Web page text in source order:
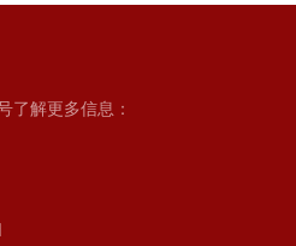
了解更多信息：